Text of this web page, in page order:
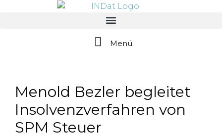
Menü
Menold Bezler begleitet
Insolvenzverfahren von
SPM Steuer